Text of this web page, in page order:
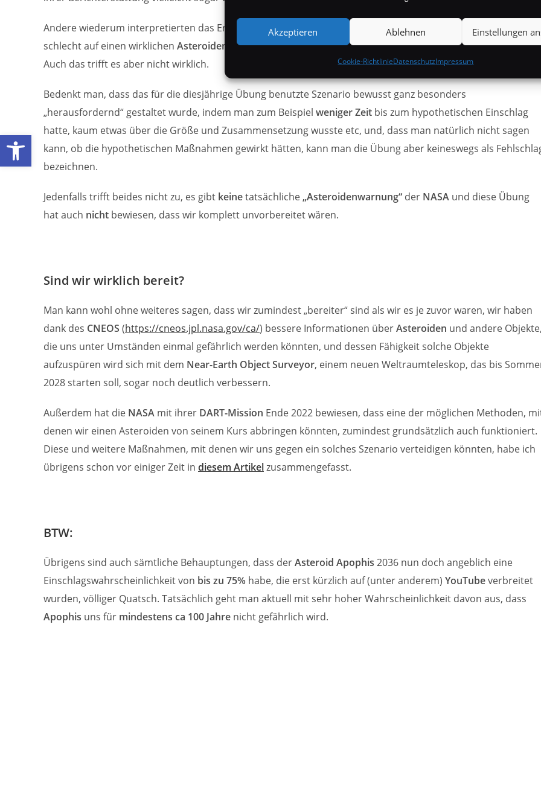
Werkzeugleiste öffnen
Akzeptieren Ablehnen Einstellungen
Cookie-RichtlinieDatenschutzImpressum
Andere wiederum interpretierten das Ergebnis der Veranstaltung so, dass behauptet wurde wir seien
schlecht auf einen wirklichen Asteroideneinschlag(der kommen wird, die Frage ist nur wann) vorbereitet.
Auch das trifft es aber nicht wirklich.
Bedenkt man, dass das für die diesjährige Übung benutzte Szenario bewusst ganz besonders
„herausfordernd“ gestaltet wurde, indem man zum Beispiel weniger Zeit bis zum hypothetischen Einschlag
hatte, kaum etwas über die Größe und Zusammensetzung wusste etc, und, dass man natürlich nicht sagen
kann, ob die hypothetischen Maßnahmen gewirkt hätten, kann man die Übung aber keineswegs als
bezeichnen.
Jedenfalls trifft beides nicht zu, es gibt keinetatsächliche„Asteroidenwarnung“ der NASA und diese Übung
hat auch nicht bewiesen, dass wir komplett unvorbereitet wären.
Sind wir wirklich bereit?
Man kann wohl ohne weiteres sagen, dass wir zumindest „bereiter“ sind als wir es je zuvor waren, wir haben
dank des CNEOS (https://cneos.jpl.nasa.gov/ca/) bessere Informationen überAsteroiden und andere Objekte,
die uns unter Umständen einmal gefährlich werden könnten, und dessen Fähigkeit solche Objekte
aufzuspüren wird sich mit dem Near-Earth Object Surveyor, einem neuen Weltraumteleskop, das bis
2028 starten soll, sogar noch deutlich verbessern.
Außerdem hat die NASA mit ihrer DART-Mission Ende 2022 bewiesen, dass eine der möglichen Methoden,
denen wir einen Asteroiden von seinem Kurs abbringen könnten, zumindest grundsätzlich auch funktioniert.
Diese und weitere Maßnahmen, mit denen wir uns gegen ein solches Szenario verteidigen könnten, habe ich
übrigens schon vor einiger Zeit in diesem Artikelzusammengefasst.
BTW:
Übrigens sind auch sämtliche Behauptungen, dass derAsteroid Apophis 2036 nun doch angeblich eine
Einschlagswahrscheinlichkeit von bis zu 75% habe, die erst kürzlich auf (unter anderem) YouTubeverbreitet
wurden, völliger Quatsch. Tatsächlich geht man aktuell mit sehr hoher Wahrscheinlichkeit davon aus, dass
Apophis uns für mindestens ca 100 Jahre nicht gefährlich wird.